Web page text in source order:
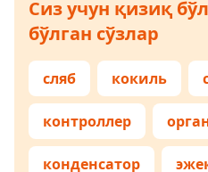
Сиз учун қизиқ
бўлган сўзлар
сляб кокиль
контроллер
конденсатор